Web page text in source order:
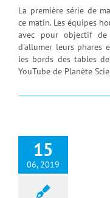
La première série de
ce matin. Les équipes
avec pour objectif de
d'allumer leurs phares
les bords des tables
YouTube de Planète
15
06, 2019